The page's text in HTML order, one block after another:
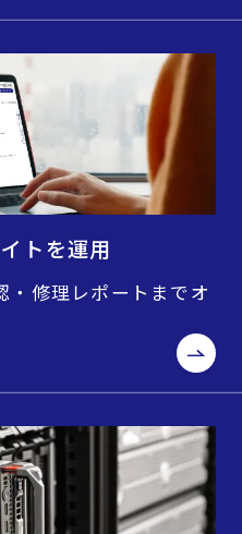
トを運用
・修理レポートまでオ